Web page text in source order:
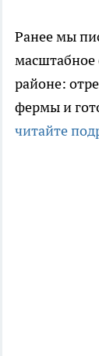
Ранее мы
масштабное
районе:
фермы и
читайте